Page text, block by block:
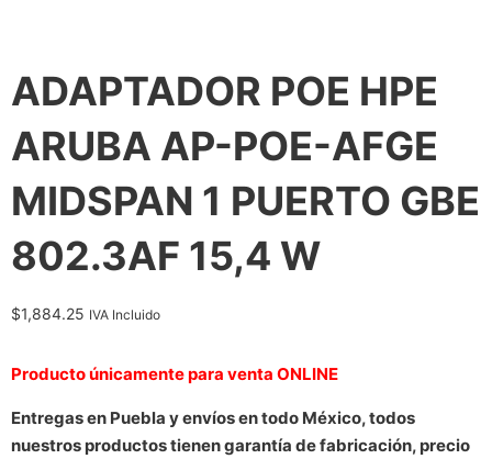
ADAPTADOR POE HPE
ARUBA AP-POE-AFGE
MIDSPAN 1 PUERTO GBE
802.3AF 15,4 W
$1,884.25 IVA Incluido
Producto únicamente para venta ONLINE
Entregas en Puebla y envíos en todo México, todos
nuestros productos tienen garantía de fabricación, precio